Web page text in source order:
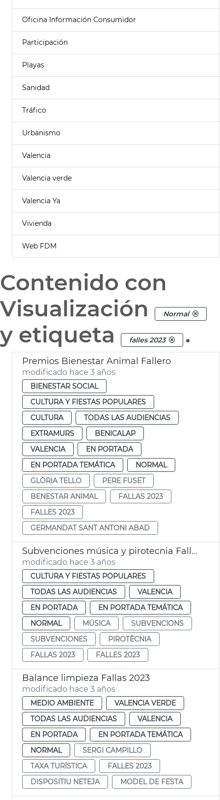
Oficina Información Consumidor
Participación
Playas
Sanidad
Tráfico
Urbanismo
Valencia
Valencia verde
Valencia Ya
Vivienda
Web FDM
Contenido con
Visualización
Normal
y etiqueta falles 2023 .
Premios Bienestar Animal Fallero
modificado hace 3 años
BIENESTAR SOCIAL
CULTURA Y FIESTAS POPULARES
CULTURA
TODAS LAS AUDIENCIAS
EXTRAMURS
BENICALAP
VALENCIA
EN PORTADA
EN PORTADA TEMÁTICA
NORMAL
GLÒRIA TELLO
PERE FUSET
BENESTAR ANIMAL
FALLAS 2023
FALLES 2023
GERMANDAT SANT ANTONI ABAD
Subvenciones música y pirotecnia Fallas 2023
modificado hace 3 años
CULTURA Y FIESTAS POPULARES
TODAS LAS AUDIENCIAS
VALENCIA
EN PORTADA
EN PORTADA TEMÁTICA
NORMAL
MÚSICA
SUBVENCIONS
SUBVENCIONES
PIROTÈCNIA
FALLAS 2023
FALLES 2023
Balance limpieza Fallas 2023
modificado hace 3 años
MEDIO AMBIENTE
VALENCIA VERDE
TODAS LAS AUDIENCIAS
VALENCIA
EN PORTADA
EN PORTADA TEMÁTICA
NORMAL
SERGI CAMPILLO
TAXA TURÍSTICA
FALLES 2023
DISPOSITIU NETEJA
MODEL DE FESTA